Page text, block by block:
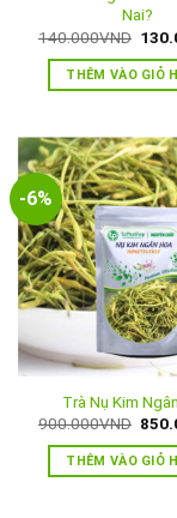
Nai?
140.000VND Giá
là:
THÊM VÀO GIỎ
-6%
Trà Nụ Kim
900.000VND Giá
là:
THÊM VÀO GIỎ